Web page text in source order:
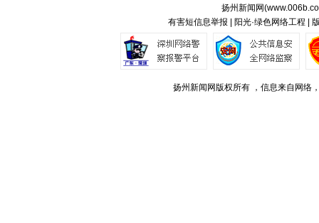
扬州新闻网(
有害短信息举报 | 阳光·绿色网络工程 |
扬州新闻网版权所有 ，信息来自网络